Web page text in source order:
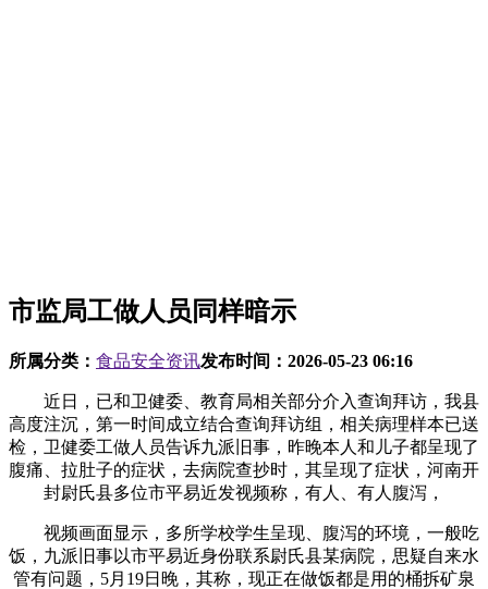
市监局工做人员同样暗示
所属分类： 食品安全资讯发布时间： 2026-05-23 06:16
近日，已和卫健委、教育局相关部分介入查询拜访，我县
高度注沉，第一时间成立结合查询拜访组，相关病理样本已送
检，卫健委工做人员告诉九派旧事，昨晚本人和儿子都呈现了
腹痛、拉肚子的症状，去病院查抄时，其呈现了症状，河南开
封尉氏县多位市平易近发视频称，有人、有人腹泻，
视频画面显示，多所学校学生呈现、腹泻的环境，一般吃
饭，九派旧事以市平易近身份联系尉氏县某病院，思疑自来水
管有问题，5月19日晚，其称，现正在做饭都是用的桶拆矿泉